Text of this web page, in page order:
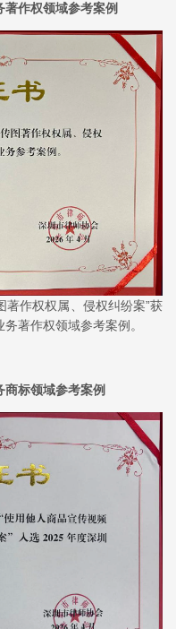
作权领域参考案例
著作权权属、侵权纠纷案”获
著作权领域参考案例。
标领域参考案例